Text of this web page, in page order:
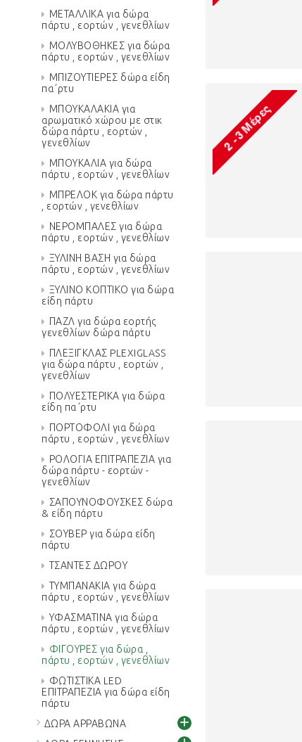
ΜΕΤΑΛΛΙΚΑ για δώρα
πάρτυ , εορτών , γενεθλίων
ΜΟΛΥΒΟΘΗΚΕΣ για δώρα
πάρτυ , εορτών , γενεθλίων
ΜΠΙΖΟΥΤΙΕΡΕΣ δώρα είδη
πα΄ρτυ
ΜΠΟΥΚΑΛΑΚΙΑ για
αρωματικό χώρου με στικ
δώρα πάρτυ , εορτών ,
γενεθλίων
ΜΠΟΥΚΑΛΙΑ για δώρα
πάρτυ , εορτών , γενεθλίων
ΜΠΡΕΛΟΚ για δώρα πάρτυ
, εορτών , γενεθλίων
ΝΕΡΟΜΠΑΛΕΣ για δώρα
πάρτυ , εορτών , γενεθλίων
ΞΥΛΙΝΗ ΒΑΣΗ για δώρα
πάρτυ , εορτών , γενεθλίων
ΞΥΛΙΝΟ ΚΟΠΤΙΚΟ για δώρα
είδη πάρτυ
ΠΑΖΛ για δώρα εορτής
γενεθλίων δώρα πάρτυ
ΠΛΕΞΙΓΚΛΑΣ PLEXIGLASS
για δώρα πάρτυ , εορτών ,
γενεθλίων
ΠΟΛΥΕΣΤΕΡΙΚΑ για δώρα
είδη πα΄ρτυ
ΠΟΡΤΟΦΟΛΙ για δώρα
πάρτυ , εορτών , γενεθλίων
ΡΟΛΟΓΙΑ ΕΠΙΤΡΑΠΕΖΙΑ για
δώρα πάρτυ - εορτών -
γενεθλίων
ΣΑΠΟΥΝΟΦΟΥΣΚΕΣ δώρα
& είδη πάρτυ
ΣΟΥΒΕΡ για δώρα είδη
πάρτυ
ΤΣΑΝΤΕΣ ΔΩΡΟΥ
ΤΥΜΠΑΝΑΚΙΑ για δώρα
πάρτυ , εορτών , γενεθλίων
ΥΦΑΣΜΑΤΙΝΑ για δώρα
πάρτυ , εορτών , γενεθλίων
ΦΙΓΟΥΡΕΣ για δώρα ,
πάρτυ , εορτών , γενεθλίων
ΦΩΤΙΣΤΙΚΑ LED
ΕΠΙΤΡΑΠΕΖΙΑ για δώρα είδη
πάρτυ
ΔΩΡΑ ΑΡΡΑΒΩΝΑ
+